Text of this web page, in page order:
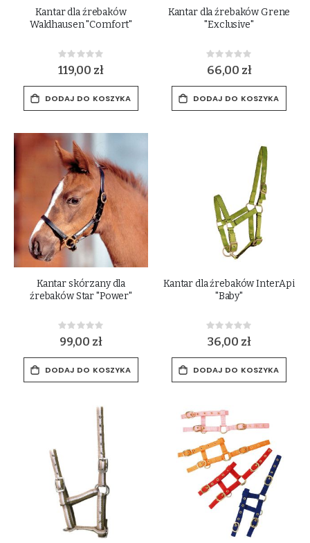
Kantar dla źrebaków
Waldhausen "Comfort"
Rating:
0%
119,00 zł
DODAJ DO KOSZYKA
Kantar dla źrebaków Grene
"Exclusive"
Rating:
0%
66,00 zł
DODAJ DO KOSZYKA
Kantar skórzany dla
źrebaków Star "Power"
Rating:
0%
99,00 zł
DODAJ DO KOSZYKA
Kantar dla źrebaków InterApi
"Baby"
Rating:
0%
36,00 zł
DODAJ DO KOSZYKA